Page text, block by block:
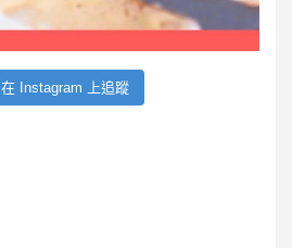
在 Instagram 上追蹤